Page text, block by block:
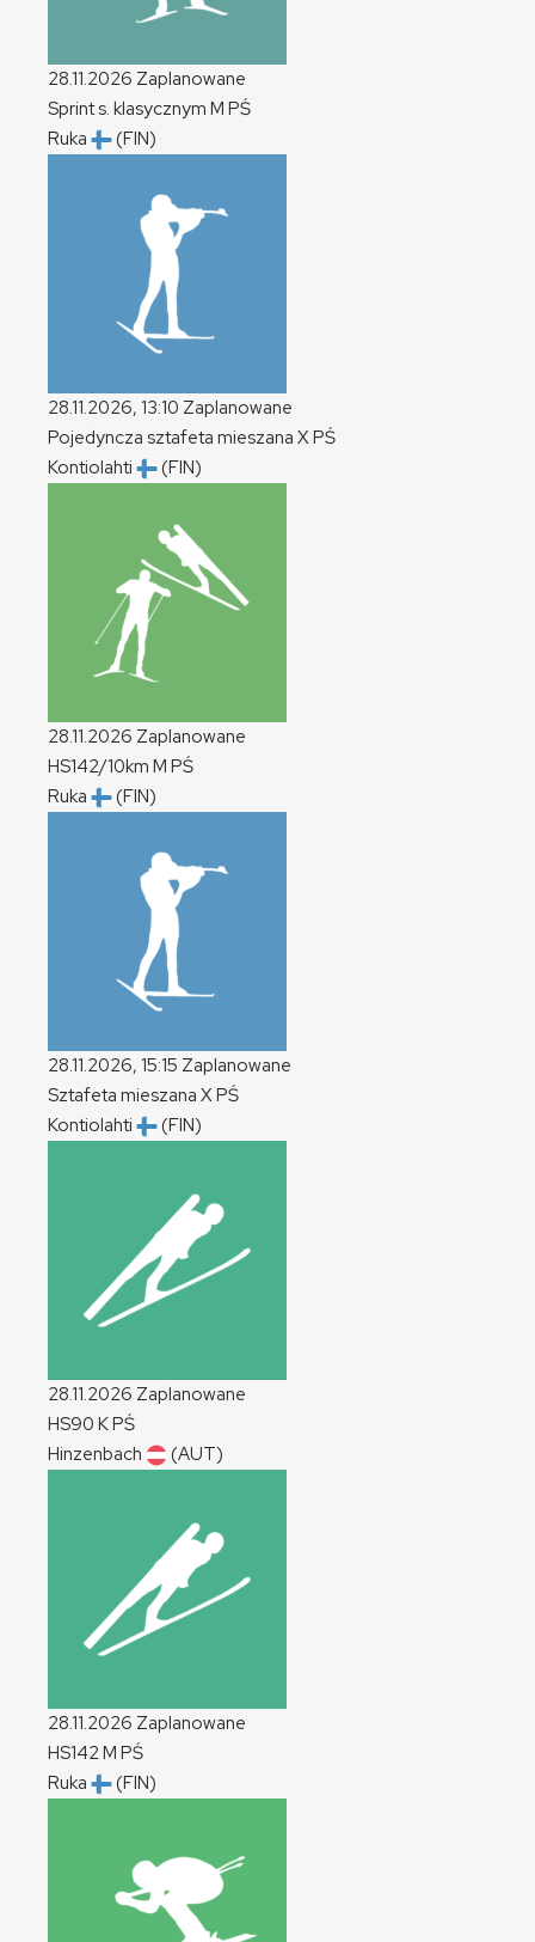
28.11.2026 Zaplanowane
Sprint s. klasycznym M PŚ
Ruka
(FIN)
28.11.2026, 13:10 Zaplanowane
Pojedyncza sztafeta mieszana XPŚ
Kontiolahti
(FIN)
28.11.2026 Zaplanowane
HS142/10km M PŚ
Ruka
(FIN)
28.11.2026, 15:15 Zaplanowane
Sztafeta mieszana XPŚ
Kontiolahti
(FIN)
28.11.2026 Zaplanowane
HS90 KPŚ
Hinzenbach
(AUT)
28.11.2026 Zaplanowane
HS142M PŚ
Ruka
(FIN)